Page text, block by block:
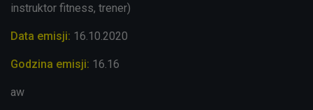
instruktor fitness, trener)
Data emisji: 16.10.2020
Godzina emisji: 16.16
aw